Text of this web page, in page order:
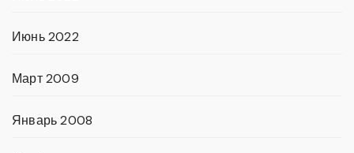
Июнь 2022
Март 2009
Январь 2008